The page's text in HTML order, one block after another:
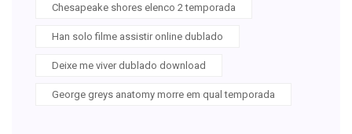
Chesapeake shores elenco 2 temporada
Han solo filme assistir online dublado
Deixe me viver dublado download
George greys anatomy morre em qual temporada